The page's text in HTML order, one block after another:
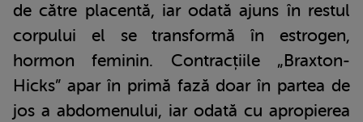
de către placentă, iar odată ajuns în restul
corpului el se transformă în estrogen,
hormon feminin. Contracțiile „Braxton-
Hicks” apar în primă fază doar în partea de
jos a abdomenului, iar odată cu apropierea